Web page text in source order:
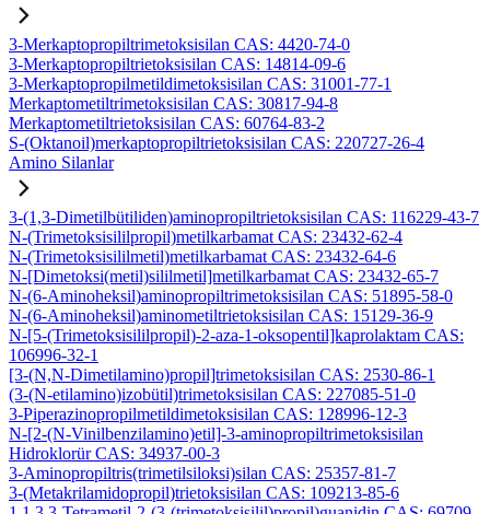
3-Merkaptopropiltrimetoksisilan CAS: 4420-74-0
3-Merkaptopropiltrietoksisilan CAS: 14814-09-6
3-Merkaptopropilmetildimetoksisilan CAS: 31001-77-1
Merkaptometiltrimetoksisilan CAS: 30817-94-8
Merkaptometiltrietoksisilan CAS: 60764-83-2
S-(Oktanoil)merkaptopropiltrietoksisilan CAS: 220727-26-4
Amino Silanlar
3-(1,3-Dimetilbütiliden)aminopropiltrietoksisilan CAS: 116229-43-7
N-(Trimetoksisililpropil)metilkarbamat CAS: 23432-62-4
N-(Trimetoksisililmetil)metilkarbamat CAS: 23432-64-6
N-[Dimetoksi(metil)sililmetil]metilkarbamat CAS: 23432-65-7
N-(6-Aminoheksil)aminopropiltrimetoksisilan CAS: 51895-58-0
N-(6-Aminoheksil)aminometiltrietoksisilan CAS: 15129-36-9
N-[5-(Trimetoksisililpropil)-2-aza-1-oksopentil]kaprolaktam CAS:
106996-32-1
[3-(N,N-Dimetilamino)propil]trimetoksisilan CAS: 2530-86-1
(3-(N-etilamino)izobütil)trimetoksisilan CAS: 227085-51-0
3-Piperazinopropilmetildimetoksisilan CAS: 128996-12-3
N-[2-(N-Vinilbenzilamino)etil]-3-aminopropiltrimetoksisilan
Hidroklorür CAS: 34937-00-3
3-Aminopropiltris(trimetilsiloksi)silan CAS: 25357-81-7
3-(Metakrilamidopropil)trietoksisilan CAS: 109213-85-6